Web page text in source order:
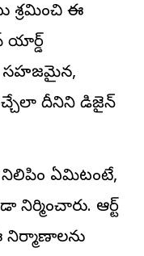
శ్రమించి ఈ
యార్డ్
సహజమైన,
వచ్చేలా దీనిని డిజైన్
ఏమిటంటే,
నిర్మించారు. ఆర్ట్
నిర్మాణాలను